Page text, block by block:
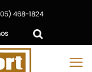
468-1824